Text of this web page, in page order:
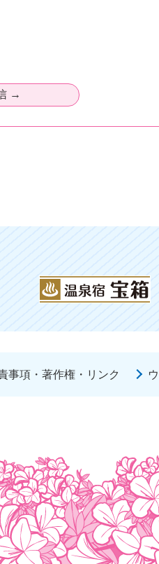
事項・著作権・リンク